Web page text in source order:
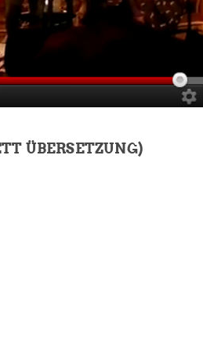
ÜBERSETZUNG)